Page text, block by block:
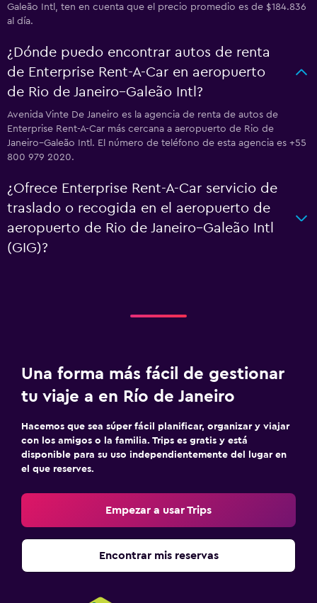
Galeão Intl, ten en cuenta que el precio promedio es de $184.836
al día.
¿Dónde puedo encontrar autos de renta
de Enterprise Rent-A-Car en aeropuerto
de Rio de Janeiro–Galeão Intl?
Avenida Vinte De Janeiro es la agencia de renta de autos de
Enterprise Rent-A-Car más cercana a aeropuerto de Rio de
Janeiro–Galeão Intl. El número de teléfono de esta agencia es +55
800 979 2020.
¿Ofrece Enterprise Rent-A-Car servicio de
traslado o recogida en el aeropuerto de
aeropuerto de Rio de Janeiro–Galeão Intl
(GIG)?
Una forma más fácil de gestionar
tu viaje a en Río de Janeiro
Hacemos que sea súper fácil planificar, organizar y viajar
con los amigos o la familia. Trips es gratis y está
disponible para su uso independientemente del lugar en
el que reserves.
Empezar a usar Trips
Encontrar mis reservas